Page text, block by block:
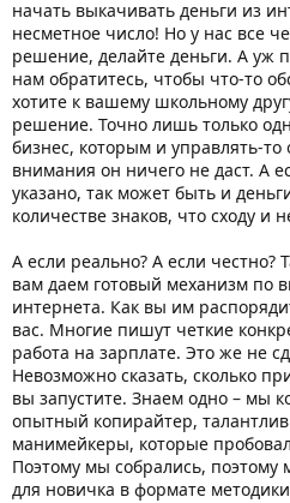
начать выкачивать деньги из
несметное число! Но у нас все
решение, делайте деньги. А уж
нам обратитесь, чтобы что-то
хотите к вашему школьному
решение. Точно лишь только
бизнес, которым и управлять-
внимания он ничего не даст. А
указано, так может быть и
количестве знаков, что сходу и
А если реально? А если честно?
вам даем готовый механизм по
интернета. Как вы им
вас. Многие пишут четкие
работа на зарплате. Это же не
Невозможно сказать, сколько
вы запустите. Знаем одно – мы
опытный копирайтер,
манимейкеры, которые
Поэтому мы собрались,
для новичка в формате